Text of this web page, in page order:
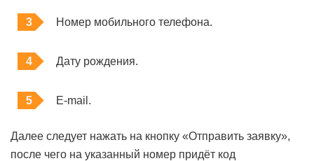
Номер мобильного телефона.
Дату рождения.
E-mail.
Далее следует нажать на кнопку «Отправить заявку»,
после чего на указанный номер придёт код